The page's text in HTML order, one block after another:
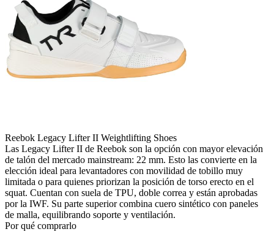
Reebok Legacy Lifter II Weightlifting Shoes
Las Legacy Lifter II de Reebok son la opción con mayor elevación
de talón del mercado mainstream: 22 mm. Esto las convierte en la
elección ideal para levantadores con movilidad de tobillo muy
limitada o para quienes priorizan la posición de torso erecto en el
squat. Cuentan con suela de TPU, doble correa y están aprobadas
por la IWF. Su parte superior combina cuero sintético con paneles
de malla, equilibrando soporte y ventilación.
Por qué comprarlo